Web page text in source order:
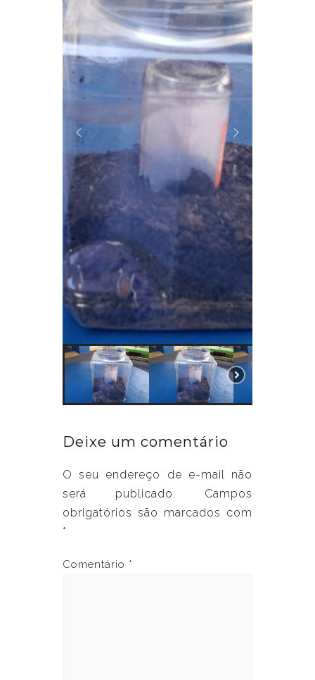
Deixe um comentário
O seu endereço de e-mail não
será publicado.
Campos
obrigatórios são marcados com
*
Comentário *